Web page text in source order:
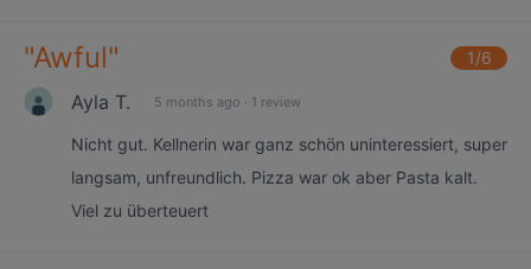
"Awful" 1/6
Ayla T. 5 months ago · 1 review
Nicht gut. Kellnerin war ganz schön uninteressiert, super
langsam, unfreundlich. Pizza war ok aber Pasta kalt.
Viel zu überteuert